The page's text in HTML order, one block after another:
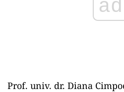
Prof. univ. dr. Diana